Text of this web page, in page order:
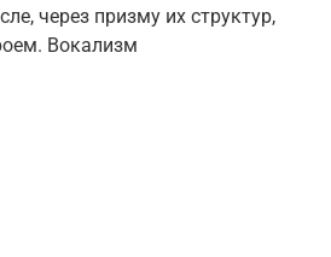
через призму их структур,
Вокализм